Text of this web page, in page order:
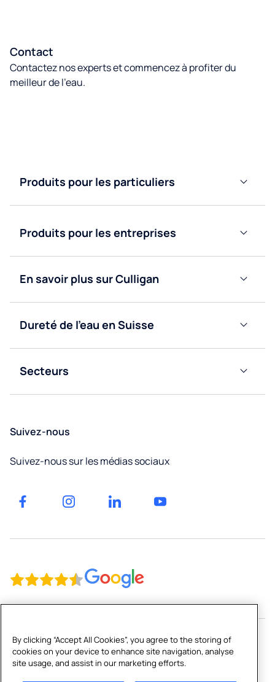
Contact
Contactez nos experts et commencez à profiter du
meilleur de l’eau.
Produits pour les particuliers
Adoucisseurs
Purificateurs
à eau
réseau
Fontaines
bonbonne
Produits pour les entreprises
Fontaines
bonbonne
Fontaines
réseau
En savoir plus sur Culligan
Blog
Nous
contacter
Obtenir
devis
Dureté de l’eau en Suisse
Valais
Vaud
Genève
Secteurs
Bureaux
Facilities
Gyms
Suivez-nous
Suivez-nous sur les médias sociaux
Copyright © 2026 Culligan CH Limited
By clicking “Accept All Cookies”, you agree to the storing of
cookies on your device to enhance site navigation, analyse
site usage, and assist in our marketing efforts.